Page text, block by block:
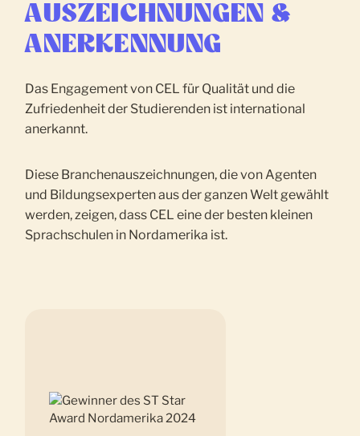
AUSZEICHNUNGEN &
ANERKENNUNG
Das Engagement von CEL für Qualität und die
Zufriedenheit der Studierenden ist international
anerkannt.
Diese Branchenauszeichnungen, die von Agenten
und Bildungsexperten aus der ganzen Welt gewählt
werden, zeigen, dass CEL eine der besten kleinen
Sprachschulen in Nordamerika ist.